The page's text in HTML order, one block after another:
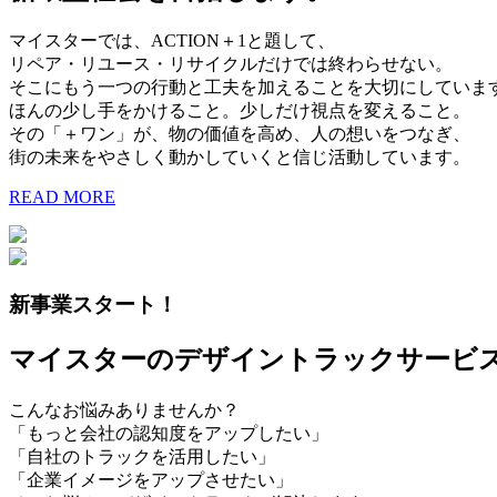
マイスターでは、ACTION＋1と題して、
リペア・リユース・リサイクルだけでは終わらせない。
そこにもう一つの行動と工夫を加えることを大切にしていま
ほんの少し手をかけること。少しだけ視点を変えること。
その「＋ワン」が、物の価値を高め、人の想いをつなぎ、
街の未来をやさしく動かしていくと信じ活動しています。
READ MORE
新事業スタート！
マイスターのデザイントラックサービ
こんなお悩みありませんか？
「もっと会社の認知度をアップしたい」
「自社のトラックを活用したい」
「企業イメージをアップさせたい」